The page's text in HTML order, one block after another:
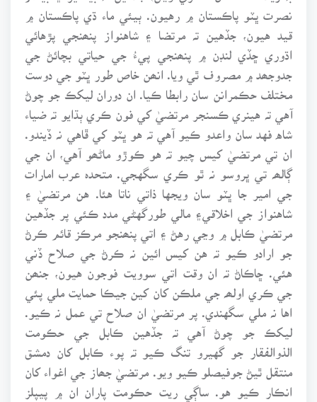
نصرت ڀٽو پاڪستان ۾ رهيون. ٻيئي ماء ڌي پاڪستان ۾
قيد هيون، جڏهين تہ مرتضا ۽ شاهنواز پنھنجي پڙهائي
اڌوري ڇڏي لنڊن ۾ پنھنجي پيءُ جي حياتي بچائڻ جي
جدوجھد ۾ مصروف ٿي ويا. انھن خاص طور ڀٽو جي دوست
مختلف حڪمرانن سان رابطا ڪيا. ان دوران ليکڪ جو چوڻ
آهي تہ هينري ڪسنجر مرتضيٰ کي فون ڪري ٻڌايو تہ ضياء
شاه فهد سان واعدو ڪيو آهي تہ هو ڀٽو کي ڦاهي نہ ڏيندو.
ان تي مرتضيٰ کيس چيو تہ هو ڪوڙو ماڻھو آهي، ان جي
ڳالھہ تي ڀروسو نہ ٿو ڪري سگهجي. متحدہ عرب امارات
جي امير جا ڀٽو سان ويجها ذاتي ناتا هئا. هن مرتضيٰ ۽
شاهنواز جي اخلاقي۽ مالي طورگهڻي مدد ڪئي پر جڏهين
مرتضيٰ ڪابل ۾ وڃي رهڻ ۽ اتي پنھنجو مرڪز قائم ڪرڻ
جو ارادو ڪيو تہ هن کيس ائين نہ ڪرڻ جي صلاح ڏني
هئي. ڇاڪاڻ تہ ان وقت اتي سوويت فوجون هيون، جنھن
جي ڪري اولھہ جي ملڪن کان کين جيڪا حمايت ملي پئي
اها نہ ملي سگهندي. پر مرتضيٰ ان صلاح تي عمل نہ ڪيو.
ليکڪ جو چوڻ آهي تہ جڏهين ڪابل جي حڪومت
الذوالفقار جو گهيرو تنگ ڪيو تہ پوء ڪابل کان دمشق
منتقل ٿيڻ جوفيصلو ڪيو ويو. مرتضيٰ جھاز جي اغواء کان
انڪار ڪيو هو. ساڳي ريت حڪومت پاران ان ۾ پيپلز